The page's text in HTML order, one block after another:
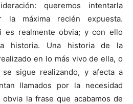
queremos intentarla
la máxima recién expuesta.
es realmente obvia; y con ello
historia. Una historia de la
en lo más vivo de ella, o
sigue realizando, y afecta a
llamados por la necesidad
obvia la frase que acabamos de